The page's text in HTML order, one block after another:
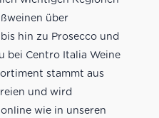
über
hin zu Prosecco und
bei Centro Italia Weine
stammt aus
und wird
wie in unseren